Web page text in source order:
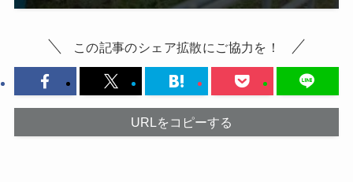
この記事のシェア拡散にご協力を！
URLをコピーする